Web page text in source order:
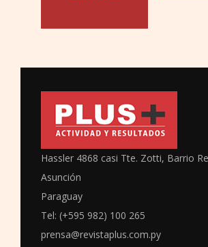
Hassler 4868 casi Tte. Zotti, Barrio
Asunción
Paraguay
Tel: (+595 982) 100 265
prensa@revistaplus.com.py